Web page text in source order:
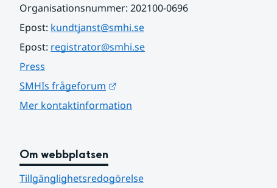
Organisationsnummer: 202100-0696
Epost: kundtjanst@smhi.se
Epost: registrator@smhi.se
Press
SMHIs frågeforum
Mer kontaktinformation
Om webbplatsen
Tillgänglighetsredogörelse